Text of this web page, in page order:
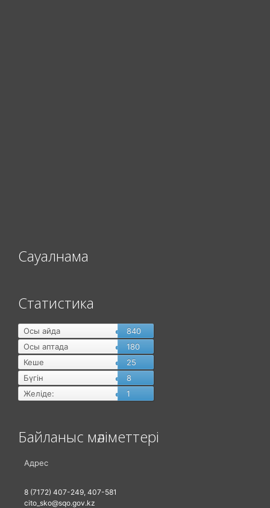
Сауалнама
Статистика
Осы айда
840
Осы аптада
180
Кеше
25
Бүгін
8
Желіде:
1
Байланыс мәліметтері
Адрес
8 (7172) 407-249, 407-581
cito_sko@sqo.gov.kz